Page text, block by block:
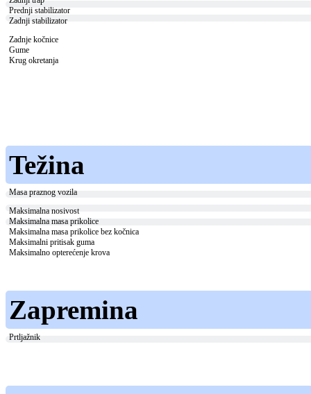
Prednji stabilizator
Zadnji stabilizator
Zadnje kočnice
Gume
Krug okretanja
Težina
Masa praznog vozila
Maksimalna nosivost
Maksimalna masa prikolice
Maksimalna masa prikolice bez kočnica
Maksimalni pritisak guma
Maksimalno opterećenje krova
Zapremina
Prtljažnik